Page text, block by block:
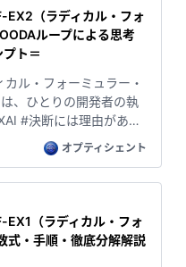
因子と捉え、どこを水
可能な形に変換する“型
した。 その延長
RF‑EX3 は、
ものではありません。
で最も時間がかかる
に、再現性をもって行
”を支えるための、 徹
くプロンプトです。
EX2（ラディカル・フォ
ループによる思考
ト＝
ル・フォーミュラー・
#決断には理由がある
習支援 #数学 #数式分
程を省
EX に組み込めな
オプティシェント
EX1（ラディカル・フォ
式・手順・徹底分解解説